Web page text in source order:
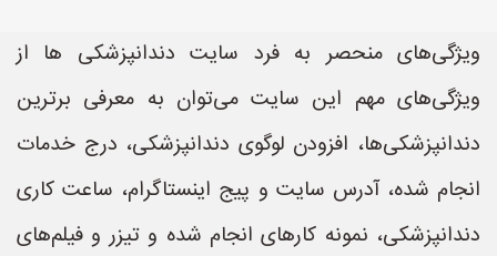
ویژگی‌های منحصر به فرد سایت دندانپزشکی ها از
ویژگی‌های مهم این سایت می‌توان به معرفی برترین
دندانپزشکی‌ها، افزودن لوگوی دندانپزشکی، درج خدمات
انجام شده، آدرس سایت و پیج اینستاگرام، ساعت کاری
دندانپزشکی، نمونه کارهای انجام شده و تیزر و فیلم‌های